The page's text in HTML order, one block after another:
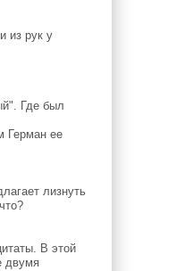
из рук у
Где был
Герман ее
лизнуть
В этой
двумя